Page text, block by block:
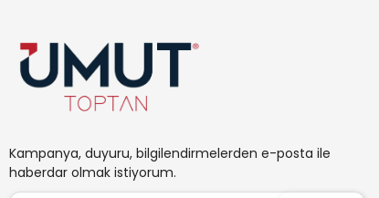
Kampanya, duyuru, bilgilendirmelerden e-posta ile
haberdar olmak istiyorum.